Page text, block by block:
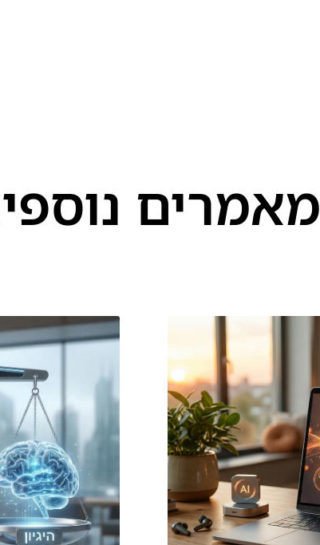
מאמרים